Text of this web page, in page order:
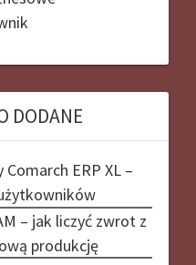
DODANE
ERP XL –
– jak liczyć zwrot z
produkcję